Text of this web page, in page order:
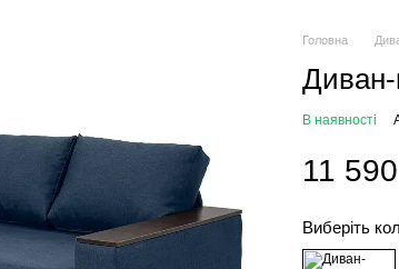
Головна
Диван-
В наявності
11
Виберіть